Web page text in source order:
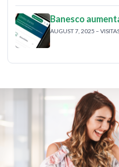
Banesco
AUGUST 7, 2025 –